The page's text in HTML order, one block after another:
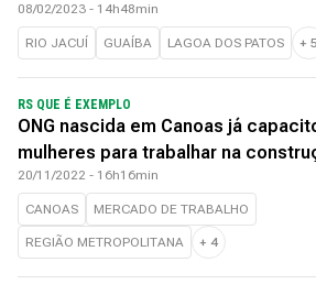
08/02/2023 - 14h48min
RIO JACUÍ GUAÍBA LAGOA DOS PATOS + 5
RS QUE É EXEMPLO
ONG nascida em Canoas já
mulheres para trabalhar na
20/11/2022 - 16h16min
CANOAS MERCADO DE TRABALHO
REGIÃO METROPOLITANA + 4